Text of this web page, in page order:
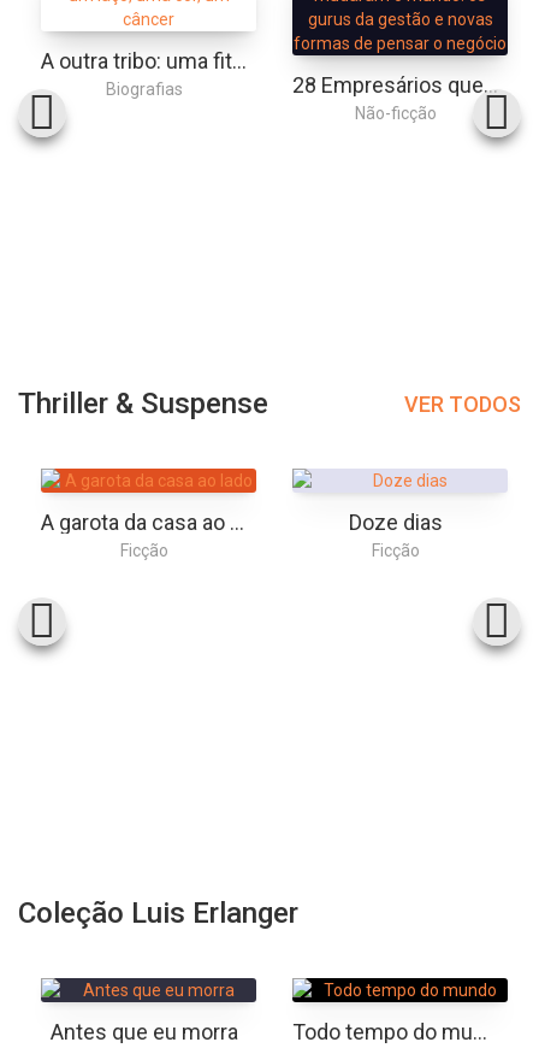
A outra tribo: uma fita, um laço, uma cor, um câncer
Biografias 28 Empresários que mudaram o mundo: os gurus da gestão e novas formas de pensar o negócio
Não-ficção
Thriller & Suspense VER TODOS
A garota da casa ao lado
Ficção
Doze dias
Ficção
Coleção Luis Erlanger
Antes que eu morra Todo tempo do mundo